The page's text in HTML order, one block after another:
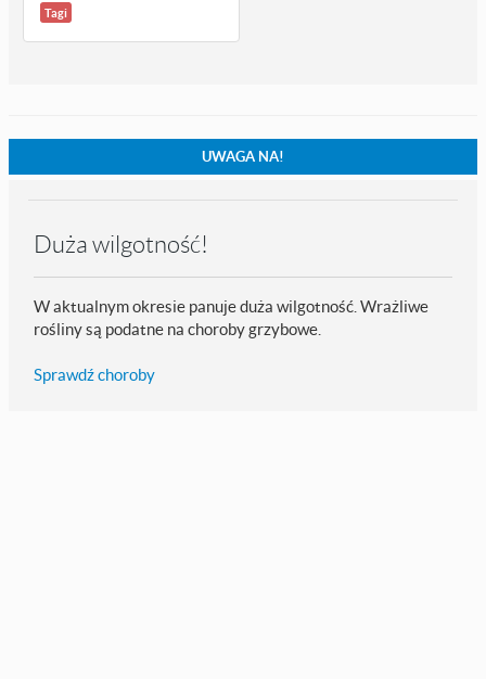
Tagi
UWAGA NA!
Duża wilgotność!
W aktualnym okresie panuje duża wilgotność. Wrażliwe
rośliny są podatne na choroby grzybowe.
Sprawdź choroby